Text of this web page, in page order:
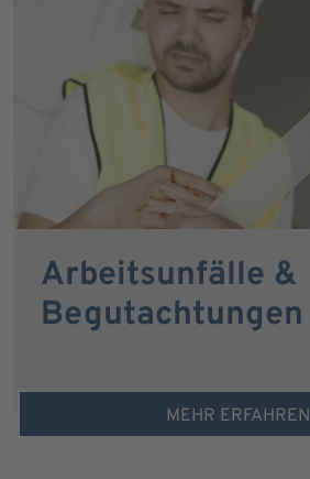
Arbeitsunfälle &
Begutachtungen
MEHR ERFAHREN